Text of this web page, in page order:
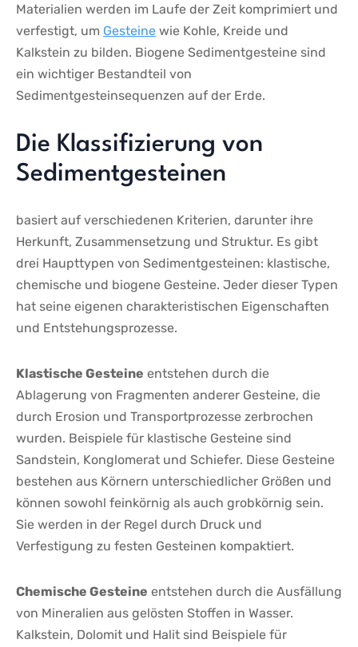
Materialien​ werden ⁢im ⁢Laufe der Zeit komprimiert⁢ und
verfestigt, um Gesteine wie Kohle, Kreide und⁣
Kalkstein zu bilden. Biogene Sedimentgesteine ​sind
ein wichtiger⁣ Bestandteil von
⁢Sedimentgesteinsequenzen auf der Erde.
Die Klassifizierung von
Sedimentgesteinen
basiert auf verschiedenen Kriterien, darunter ihre
Herkunft, Zusammensetzung‌ und Struktur. Es gibt
drei Haupttypen ⁤von⁤ Sedimentgesteinen:​ klastische,
‌chemische ⁤und ⁢biogene Gesteine. Jeder dieser Typen
hat seine ​eigenen charakteristischen Eigenschaften
und Entstehungsprozesse.
Klastische Gesteine ⁣entstehen ⁢durch die
Ablagerung von Fragmenten anderer Gesteine, die⁣
durch Erosion und Transportprozesse zerbrochen
wurden. Beispiele für klastische Gesteine⁤ sind
Sandstein, Konglomerat⁤ und Schiefer. Diese ‌Gesteine
bestehen aus Körnern‍ unterschiedlicher Größen und
können sowohl feinkörnig​ als auch grobkörnig⁢ sein.
Sie ‍werden in der Regel⁤ durch Druck und
Verfestigung zu⁣ festen‍ Gesteinen kompaktiert.
Chemische Gesteine entstehen durch⁤ die Ausfällung
von Mineralien aus gelösten Stoffen in ⁣Wasser.‍
Kalkstein, Dolomit und Halit sind Beispiele für